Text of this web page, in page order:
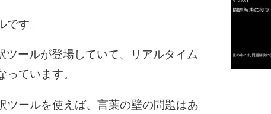
す。
ールが登場していて、リアルタイム
ています。
ツールを使えば、言葉の壁の問題はあ
3